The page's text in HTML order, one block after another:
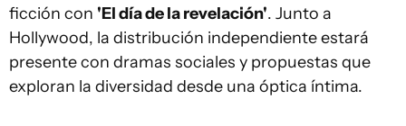
ficción con 'El día de la revelación'. Junto a
Hollywood, la distribución independiente estará
presente con dramas sociales y propuestas que
exploran la diversidad desde una óptica íntima.